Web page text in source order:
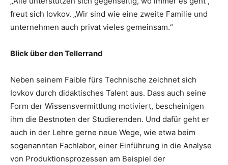
freut sich Iovkov. „Wir sind wie eine zweite Familie und
unternehmen auch privat vieles gemeinsam.“
Blick über den Tellerrand
Neben seinem Faible fürs Technische zeichnet sich
Iovkov durch didaktisches Talent aus. Dass auch seine
Form der Wissensvermittlung motiviert, bescheinigen
ihm die Bestnoten der Studierenden. Und dafür geht er
auch in der Lehre gerne neue Wege, wie etwa beim
sogenannten Fachlabor, einer Einführung in die Analyse
von Produktionsprozessen am Beispiel der